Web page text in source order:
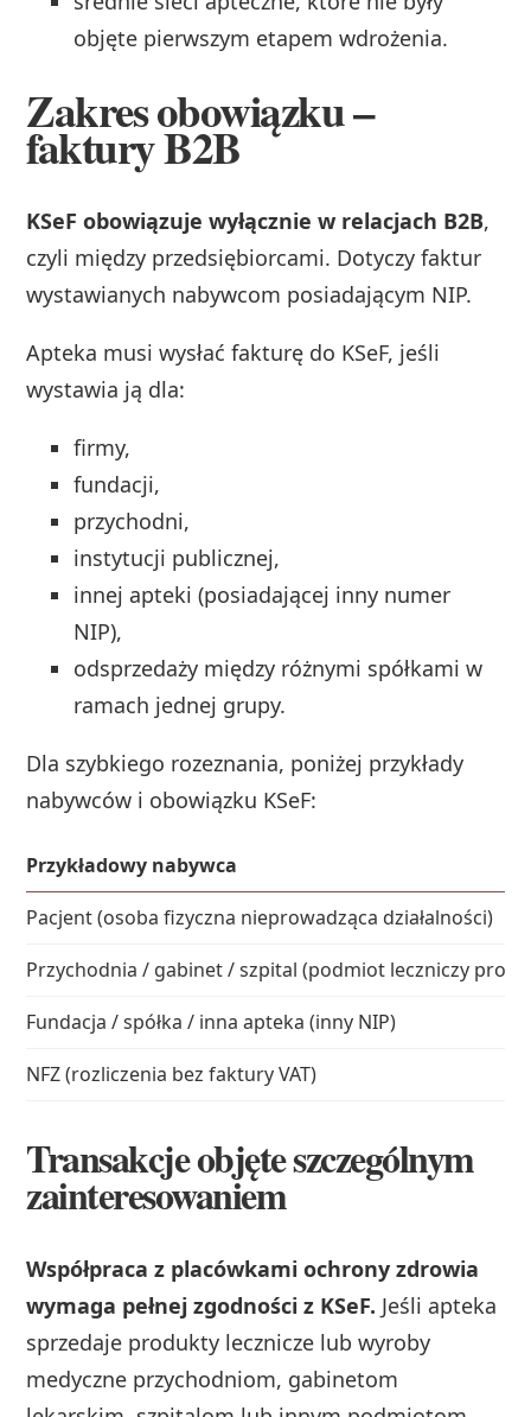
objęte pierwszym etapem wdrożenia.
Zakres obowiązku –
faktury B2B
KSeF obowiązuje wyłącznie w relacjach B2B,
czyli między przedsiębiorcami. Dotyczy faktur
wystawianych nabywcom posiadającym NIP.
Apteka musi wysłać fakturę do KSeF, jeśli
wystawia ją dla:
firmy,
fundacji,
przychodni,
instytucji publicznej,
innej apteki (posiadającej inny numer
NIP),
odsprzedaży między różnymi spółkami w
ramach jednej grupy.
Dla szybkiego rozeznania, poniżej przykłady
nabywców i obowiązku KSeF:
Przykładowy nabywca
Pacjent (osoba fizyczna nieprowadząca działalności)
Przychodnia / gabinet / szpital (podmiot leczniczy
Fundacja / spółka / inna apteka (inny NIP)
NFZ (rozliczenia bez faktury VAT)
Transakcje objęte szczególnym
zainteresowaniem
Współpraca z placówkami ochrony zdrowia
wymaga pełnej zgodności z KSeF. Jeśli apteka
sprzedaje produkty lecznicze lub wyroby
medyczne przychodniom, gabinetom